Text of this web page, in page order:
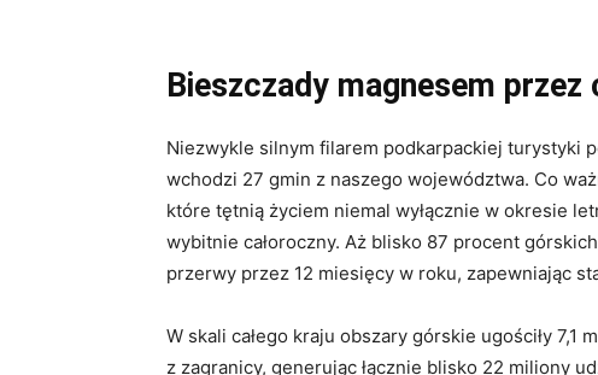
Bieszczady magnesem przez
Niezwykle silnym filarem podkarpackiej turystyki
wchodzi 27 gmin z naszego województwa. Co
które tętnią życiem niemal wyłącznie w okresie
wybitnie całoroczny. Aż blisko 87 procent
przerwy przez 12 miesięcy w roku, zapewniając
W skali całego kraju obszary górskie ugościły
z zagranicy, generując łącznie blisko 22 miliony